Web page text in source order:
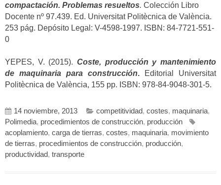
compactación. Problemas resueltos. Colección Libro
Docente nº 97.439. Ed. Universitat Politècnica de València.
253 pág. Depósito Legal: V-4598-1997. ISBN: 84-7721-551-
0
YEPES, V. (2015). Coste, producción y mantenimiento
de maquinaria para construcción. Editorial Universitat
Politècnica de València, 155 pp. ISBN: 978-84-9048-301-5.
14 noviembre, 2013 competitividad, costes, maquinaria,
Polimedia, procedimientos de construcción, producción
acoplamiento, carga de tierras, costes, maquinaria, movimiento
de tierras, procedimientos de construcción, producción,
productividad, transporte